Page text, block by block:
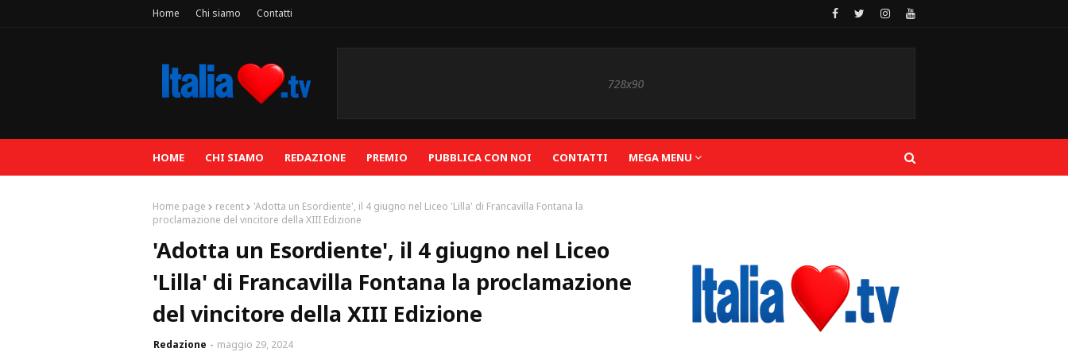
Home Chi siamo Contatti
HOME CHI SIAMO REDAZIONE PREMIO PUBBLICA CON NOI CONTATTI MEGA MENU
Home page recent
'Adotta un Esordiente', il 4 giugno nel Liceo 'Lilla' di Francavilla Fontana la
proclamazione del vincitore della XIII Edizione
'Adotta un Esordiente', il 4 giugno nel Liceo
'Lilla' di Francavilla Fontana la proclamazione
del vincitore della XIII Edizione
Redazione maggio 29, 2024